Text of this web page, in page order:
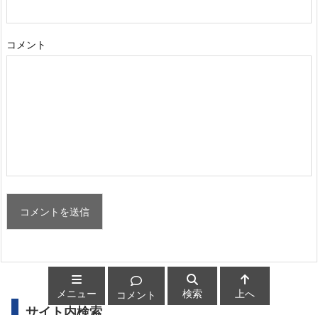
コメント
メニュー コメント 検索 上へ